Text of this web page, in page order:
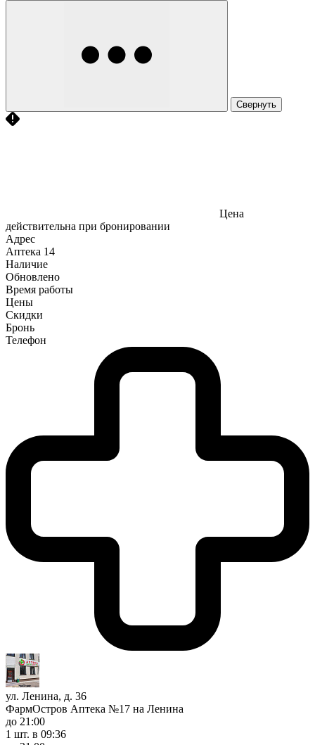
Свернуть
Цена
действительна при бронировании
Адрес
Аптека 14
Наличие
Обновлено
Время работы
Цены
Скидки
Бронь
Телефон
ул. Ленина, д. 36
ФармОстров Аптека №17 на Ленина
до 21:00
1 шт. в 09:36